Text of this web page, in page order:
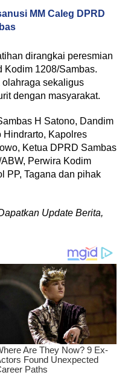
MM Caleg DPRD
dirangkai peresmian
Kodim 1208/Sambas.
sekaligus
dengan masyarakat.
H Satono, Dandim
Hindrarto, Kapolres
Ketua DPRD Sambas
Perwira Kodim
PP, Tagana dan pihak
Update Berita,